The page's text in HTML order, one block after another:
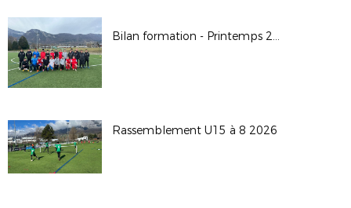
Bilan formation - Printemps 2026
Rassemblement U15 à 8 2026